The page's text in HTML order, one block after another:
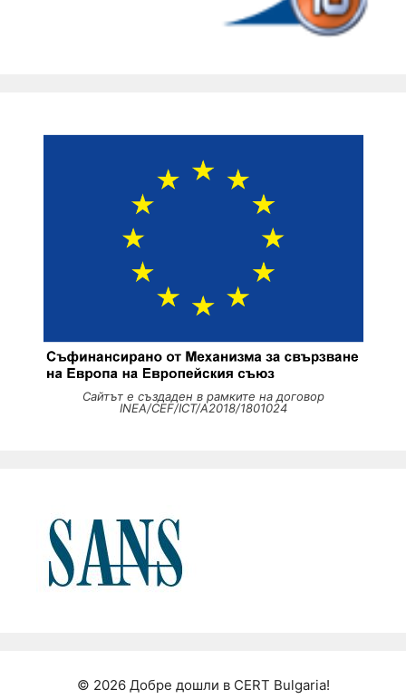
Сайтът е създаден в рамките на договор
INEA/CEF/ICT/A2018/1801024
© 2026 Добре дошли в CERT Bulgaria!